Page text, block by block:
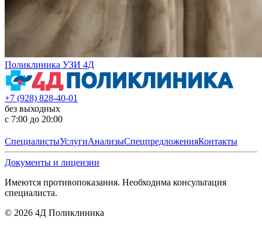
Поликлиника УЗИ 4Д
+7 (928) 828-40-01
без выходных
с 7:00 до 20:00
СпециалистыУслугиАнализыСпецпредложенияКонтакты
Документы и лицензии
Имеются противопоказания. Необходима консультация
специалиста.
© 2026 4Д Поликлиника